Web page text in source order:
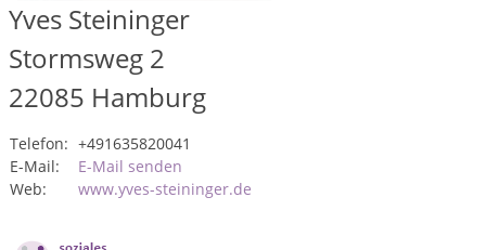
Yves Steininger
Stormsweg 2
22085 Hamburg
Telefon: +491635820041
E-Mail:
E-Mail senden
Web:
www.yves-steininger.de